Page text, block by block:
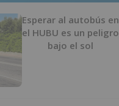
Esperar al autobús en
el HUBU es un peligro
bajo el sol